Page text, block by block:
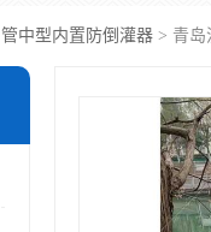
管中型内置防倒灌器 > 青岛